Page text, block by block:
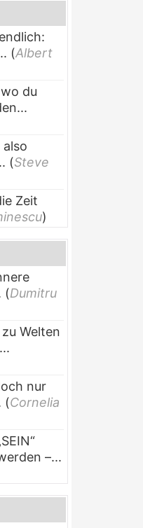
(Albert
du
(Steve
Zeit
)
(Dumitru
Welten
nur
(Cornelia
–...